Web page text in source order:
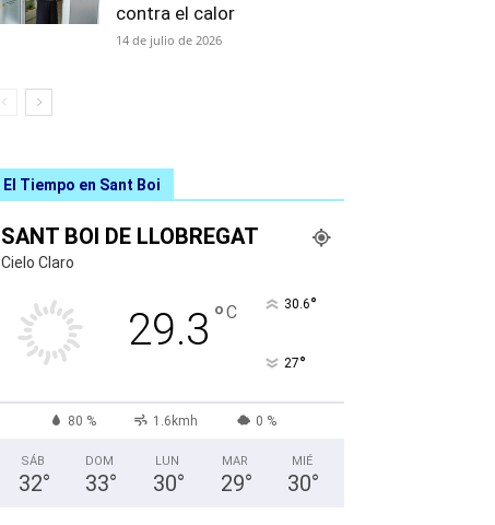
contra el calor
14 de julio de 2026
El Tiempo en Sant Boi
SANT BOI DE LLOBREGAT
Cielo Claro
29.3 °C 30.6°
27°
80 % 1.6kmh 0 %
SÁB
32°
DOM
33°
LUN
30°
MAR
29°
MIÉ
30°